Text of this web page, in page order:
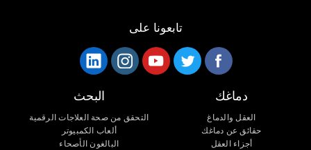
تابعونا على
دماغك
العقل والدماغ
حقائق عن دماغك
أجزاء العقل
البحث
التحقق من صحة العلاجات الرقمية
ألعاب الكمبيوتر
البالغون الأصحاء